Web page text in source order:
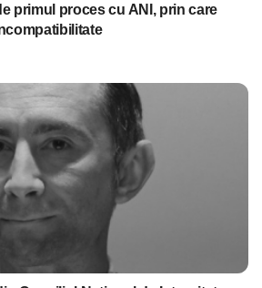
primul proces cu ANI, prin care